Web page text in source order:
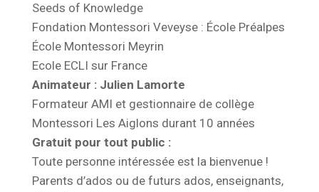
Seeds of Knowledge
Fondation Montessori Veveyse : École Préalpes
École Montessori Meyrin
Ecole ECLI sur France
Animateur : Julien Lamorte
Formateur AMI et gestionnaire de collège
Montessori Les Aiglons durant 10 années
Gratuit pour tout public :
Toute personne intéressée est la bienvenue !
Parents d’ados ou de futurs ados, enseignants,